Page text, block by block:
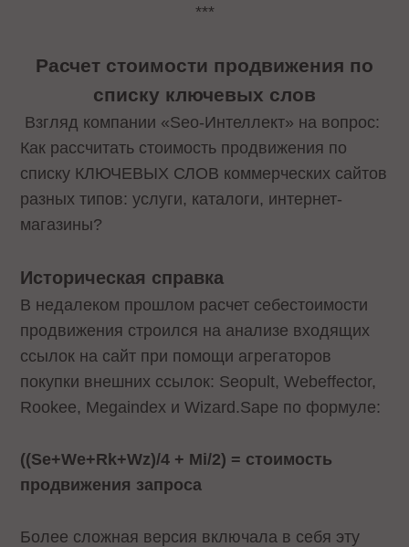
***
Расчет стоимости продвижения по
списку ключевых слов
Взгляд компании «Seo-Интеллект» на вопрос:
Как рассчитать стоимость продвижения по
списку КЛЮЧЕВЫХ СЛОВ коммерческих сайтов
разных типов: услуги, каталоги, интернет-
магазины?
Историческая справка
В недалеком прошлом расчет себестоимости
продвижения строился на анализе входящих
ссылок на сайт при помощи агрегаторов
покупки внешних ссылок: Seopult, Webeffector,
Rookee, Megaindex и Wizard.Sape по формуле:
((Se+We+Rk+Wz)/4 + Mi/2) = стоимость
продвижения запроса
Более сложная версия включала в себя эту